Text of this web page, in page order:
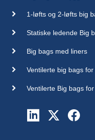
1-løfts og 2-løfts big
Statiske ledende Big
Big bags med liners
Ventilerte big bags
Ventilerte Big bags